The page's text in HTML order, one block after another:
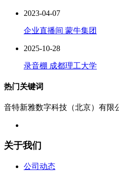
2023-04-07
企业直播间 蒙牛集团
2025-10-28
录音棚 成都理工大学
热门关键词
音特新雅数字科技（北京）有限
关于我们
公司动态